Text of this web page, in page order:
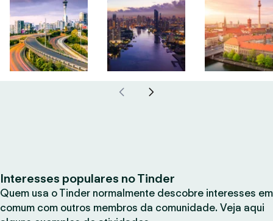
Interesses populares no Tinder
Quem usa o Tinder normalmente descobre interesses em
comum com outros membros da comunidade. Veja aqui